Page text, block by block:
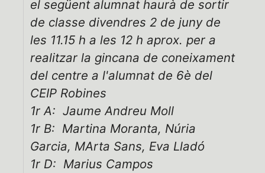
el següent alumnat haurà de sortir
de classe divendres 2 de juny de
les 11.15 h a les 12 h aprox. per a
realitzar la gincana de coneixament
del centre a l'alumnat de 6è del
CEIP Robines
1r A: Jaume Andreu Moll
1r B: Martina Moranta, Núria
Garcia, MArta Sans, Eva Lladó
1r D: Marius Campos